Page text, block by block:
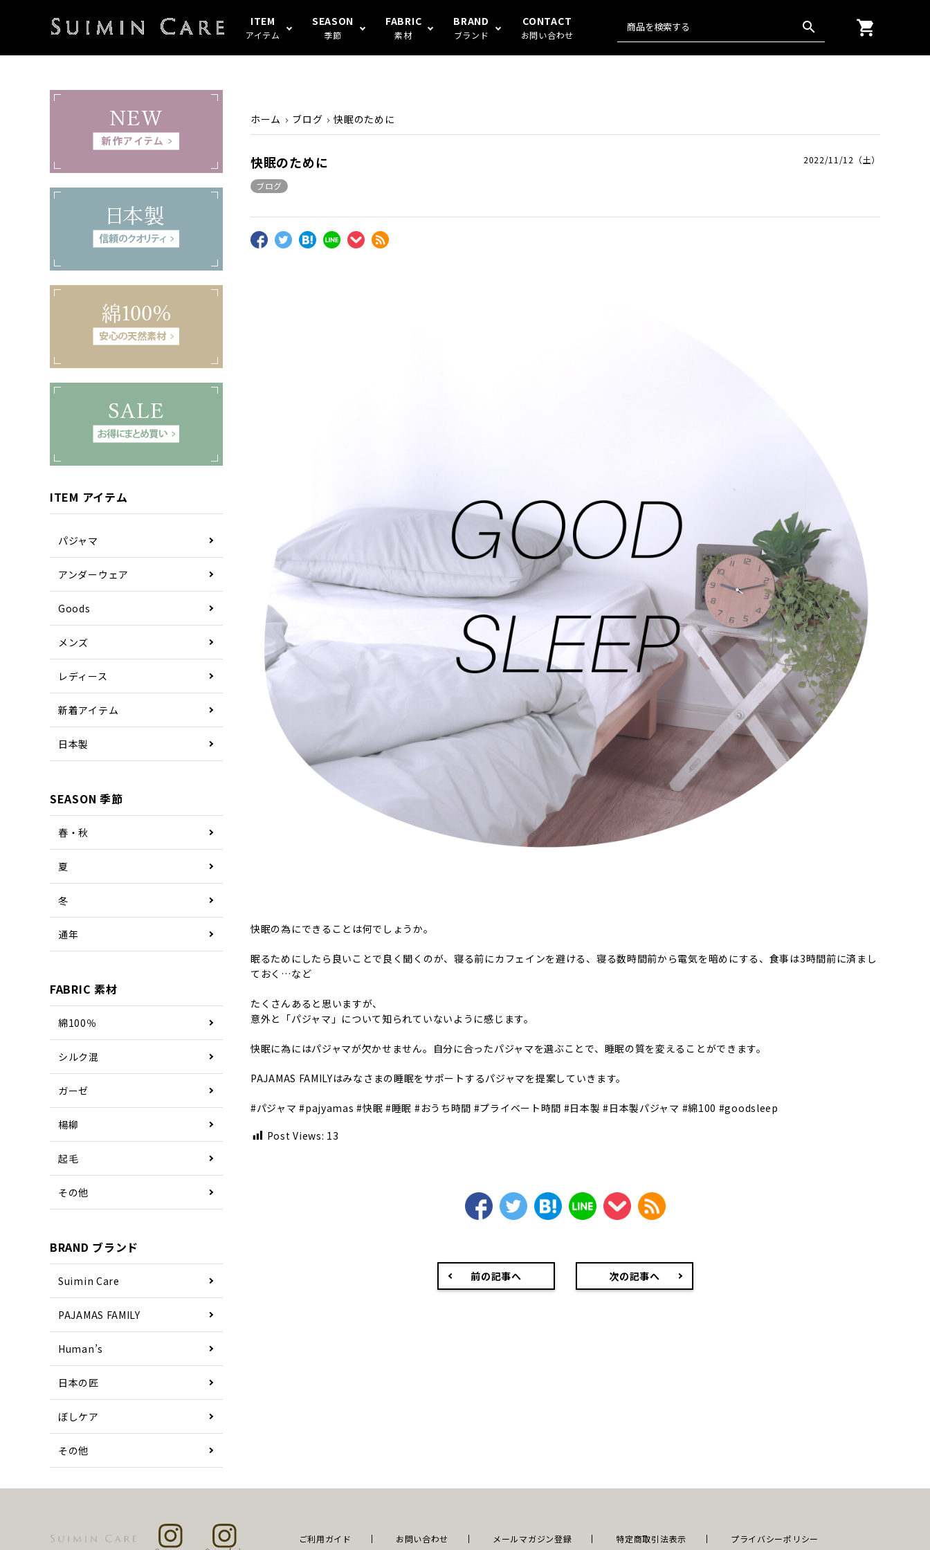
ITEM
アイテム
アイテムすべて
SEASON
季節
春・秋
FABRIC
素材
綿100%
その他
BRAND
ブランド
SUIMIN CARE
ぼしケア その他
CONTACT
お問い合わせ search shopping_cart
ホーム ブログ 快眠のために
快眠のために 2022/11/12（土）
ブログ
快眠の為にできることは何でしょうか。
眠るためにしたら良いことで良く聞くのが、寝る前にカフェインを避ける、寝る数時間前から電気を暗めにする、食事は3時間前に済まし
ておく…など
たくさんあると思いますが、
意外と「パジャマ」について知られていないように感じます。
快眠に為にはパジャマが欠かせません。自分に合ったパジャマを選ぶことで、睡眠の質を変えることができます。
PAJAMAS FAMILYはみなさまの睡眠をサポートするパジャマを提案していきます。
#パジャマ #pajyamas #快眠 #睡眠 #おうち時間 #プライベート時間 #日本製 #日本製パジャマ #綿100 #goodsleep
Post Views: 13
前の記事へ 次の記事へ
ITEM アイテム
パジャマ
アンダーウェア
Goods
メンズ
レディース
新着アイテム
日本製
SEASON 季節
春・秋
夏
冬
通年
FABRIC 素材
綿100％
シルク混
ガーゼ
楊柳
起毛
その他
BRAND ブランド
Suimin Care
PAJAMAS FAMILY
Human’s
日本の匠
ぼしケア
その他
ご利用ガイド お問い合わせ メールマガジン登録 特定商取引法表示 プライバシーポリシー